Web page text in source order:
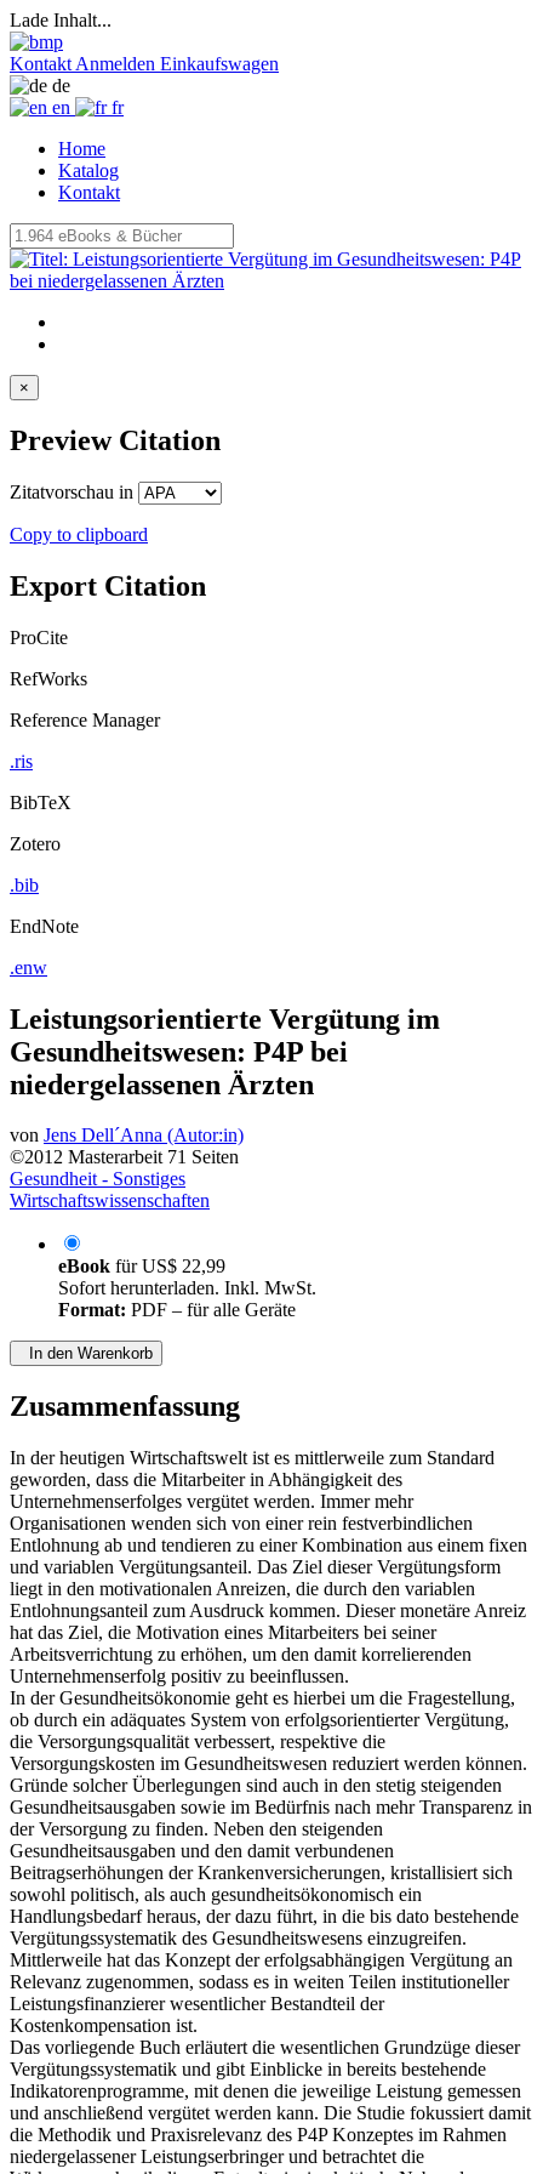
Lade Inhalt...
Kontakt Anmelden Einkaufswagen
de
en
fr
Home
Katalog
Kontakt
×
Preview Citation
Zitatvorschau in
Copy to clipboard
Export Citation
ProCite
RefWorks
Reference Manager
.ris
BibTeX
Zotero
.bib
EndNote
.enw
Leistungsorientierte Vergütung im
Gesundheitswesen: P4P bei
niedergelassenen Ärzten
von Jens Dell´Anna (Autor:in)
©2012 Masterarbeit 71 Seiten
Gesundheit - Sonstiges
Wirtschaftswissenschaften
eBook fürUS$ 22,99
Sofort herunterladen. Inkl. MwSt.
Format: PDF – für alle Geräte
In den Warenkorb
Zusammenfassung
In der heutigen Wirtschaftswelt ist es mittlerweile zum Standard
geworden, dass die Mitarbeiter in Abhängigkeit des
Unternehmenserfolges vergütet werden. Immer mehr
Organisationen wenden sich von einer rein festverbindlichen
Entlohnung ab und tendieren zu einer Kombination aus einem fixen
und variablen Vergütungsanteil. Das Ziel dieser Vergütungsform
liegt in den motivationalen Anreizen, die durch den variablen
Entlohnungsanteil zum Ausdruck kommen. Dieser monetäre Anreiz
hat das Ziel, die Motivation eines Mitarbeiters bei seiner
Arbeitsverrichtung zu erhöhen, um den damit korrelierenden
Unternehmenserfolg positiv zu beeinflussen.
In der Gesundheitsökonomie geht es hierbei um die Fragestellung,
ob durch ein adäquates System von erfolgsorientierter Vergütung,
die Versorgungsqualität verbessert, respektive die
Versorgungskosten im Gesundheitswesen reduziert werden können.
Gründe solcher Überlegungen sind auch in den stetig steigenden
Gesundheitsausgaben sowie im Bedürfnis nach mehr Transparenz in
der Versorgung zu finden. Neben den steigenden
Gesundheitsausgaben und den damit verbundenen
Beitragserhöhungen der Krankenversicherungen, kristallisiert sich
sowohl politisch, als auch gesundheitsökonomisch ein
Handlungsbedarf heraus, der dazu führt, in die bis dato bestehende
Vergütungssystematik des Gesundheitswesens einzugreifen.
Mittlerweile hat das Konzept der erfolgsabhängigen Vergütung an
Relevanz zugenommen, sodass es in weiten Teilen institutioneller
Leistungsfinanzierer wesentlicher Bestandteil der
Kostenkompensation ist.
Das vorliegende Buch erläutert die wesentlichen Grundzüge dieser
Vergütungssystematik und gibt Einblicke in bereits bestehende
Indikatorenprogramme, mit denen die jeweilige Leistung gemessen
und anschließend vergütet werden kann. Die Studie fokussiert damit
die Methodik und Praxisrelevanz des P4P Konzeptes im Rahmen
niedergelassener Leistungserbringer und betrachtet die